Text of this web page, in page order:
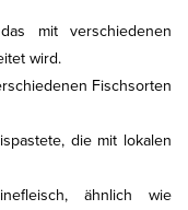
mit verschiedenen
wird.
Fischsorten
die mit lokalen
ähnlich wie